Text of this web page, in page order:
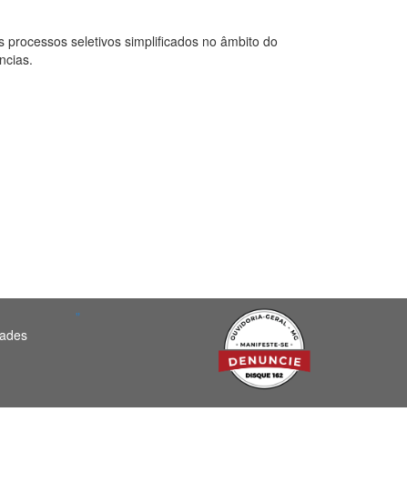
seletivos simplificados no âmbito do
"